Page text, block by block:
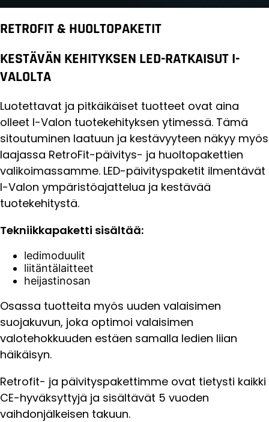
RETROFIT & HUOLTOPAKETIT
KESTÄVÄN KEHITYKSEN LED-RATKAISUT I-
VALOLTA
Luotettavat ja pitkäikäiset tuotteet ovat aina
olleet I-Valon tuotekehityksen ytimessä. Tämä
sitoutuminen laatuun ja kestävyyteen näkyy myös
laajassa RetroFit-päivitys- ja huoltopakettien
valikoimassamme. LED-päivityspaketit ilmentävät
I-Valon ympäristöajattelua ja kestävää
tuotekehitystä.
Tekniikkapaketti sisältää:
ledimoduulit
liitäntälaitteet
heijastinosan
Osassa tuotteita myös uuden valaisimen
suojakuvun, joka optimoi valaisimen
valotehokkuuden estäen samalla ledien liian
häikäisyn.
Retrofit- ja päivityspakettimme ovat tietysti kaikki
CE-hyväksyttyjä ja sisältävät 5 vuoden
vaihdonjälkeisen takuun.